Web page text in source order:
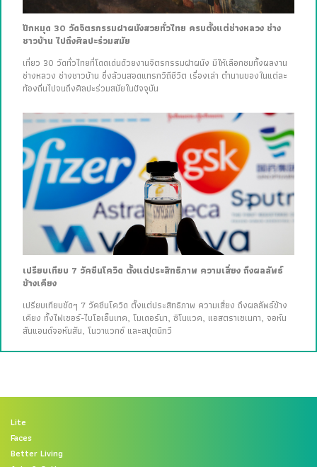
ปักหมุด 30 วัดจิตรกรรมฝาผนังสวยทั่วไทย ครบตั้งแต่ช่างหลวง ช่าง
ชาวบ้าน ไปถึงศิลปะร่วมสมัย
เที่ยว 30 วัดทั่วไทยที่โดดเด่นด้วยงานจิตรกรรมฝาผนัง มีให้เลือกชมทั้งผลงาน
ช่างหลวง ช่างชาวบ้าน ซึ่งล้วนสอดแทรกวิถีชีวิต เรื่องเล่า ตำนานของในแต่ละ
ท้องถิ่นไปจนถึงศิลปะร่วมสมัยในปัจจุบัน
เปรียบเทียบ 7 วัคซีนโควิด ตั้งแต่ประสิทธิภาพ ความเสี่ยง ถึงผลลัพธ์
ข้างเคียง
เปรียบเทียบชัดๆ 7 วัคซีนโควิด ตั้งแต่ประสิทธิภาพ ความเสี่ยง ถึงผลลัพธ์ข้าง
เคียง ทั้งไฟเซอร์-ไบโอเอ็นเทค, โมเดอร์นา, ซิโนแวค, แอสตราเซเนกา, จอห์น
สันแอนด์จอห์นสัน, โนวาแวกซ์ และสปุตนิกวี
Lite
Faces
Better Living